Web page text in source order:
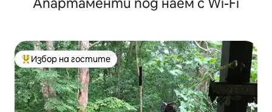
Най-популярен избор на гостите
Избор на гостите